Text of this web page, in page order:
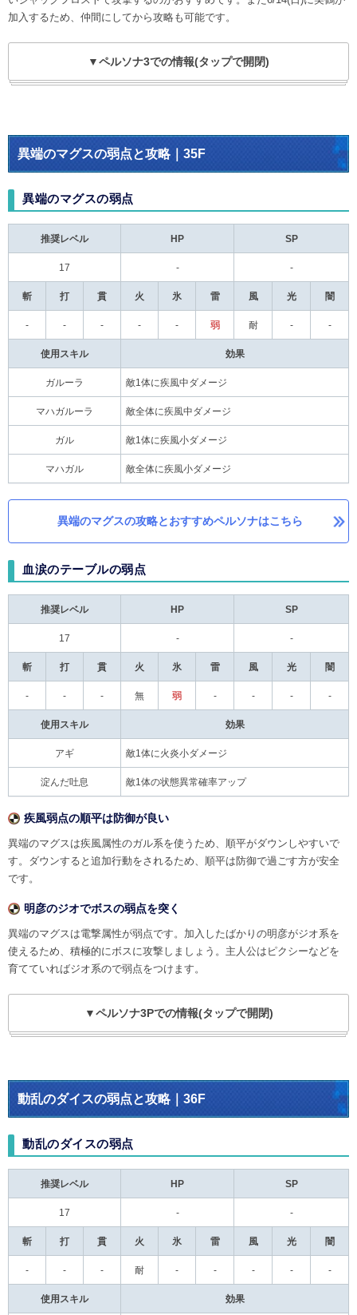
加入するため、仲間にしてから攻略も可能です。
▼ペルソナ3での情報(タップで開閉)
異端のマグスの弱点と攻略｜35F
異端のマグスの弱点
推奨レベル HP SP
17 - -
斬 打 貫 火 氷 雷 風 光 闇
- - - - - 弱 耐 - -
使用スキル 効果
ガルーラ 敵1体に疾風中ダメージ
マハガルーラ 敵全体に疾風中ダメージ
ガル 敵1体に疾風小ダメージ
マハガル 敵全体に疾風小ダメージ
異端のマグスの攻略とおすすめペルソナはこちら
血涙のテーブルの弱点
推奨レベル HP SP
17 - -
斬 打 貫 火 氷 雷 風 光 闇
- - - 無 弱 - - - -
使用スキル 効果
アギ 敵1体に火炎小ダメージ
淀んだ吐息 敵1体の状態異常確率アップ
疾風弱点の順平は防御が良い
異端のマグスは疾風属性のガル系を使うため、順平がダウンしやすいで
す。ダウンすると追加行動をされるため、順平は防御で過ごす方が安全
です。
明彦のジオでボスの弱点を突く
異端のマグスは電撃属性が弱点です。加入したばかりの明彦がジオ系を
使えるため、積極的にボスに攻撃しましょう。主人公はピクシーなどを
育てていればジオ系ので弱点をつけます。
▼ペルソナ3Pでの情報(タップで開閉)
動乱のダイスの弱点と攻略｜36F
動乱のダイスの弱点
推奨レベル HP SP
17 - -
斬 打 貫 火 氷 雷 風 光 闇
- - - 耐 - - - - -
使用スキル 効果